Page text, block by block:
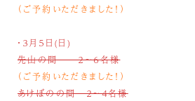
（ご予約いただきました！）
・３月５日(日)
先山の間 ２～６名様
（ご予約いただきました！）
あけぼのの間 ２～４名様